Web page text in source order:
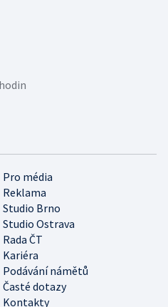
Pro média
Reklama
Studio Brno
Studio Ostrava
Rada ČT
Kariéra
Podávání námětů
Časté dotazy
Kontakty